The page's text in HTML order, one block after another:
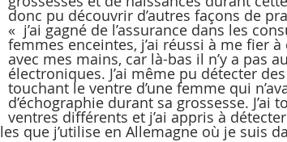
donc pu découvrir d’autres façons de
«  j’ai gagné de l’assurance dans les
femmes enceintes, j’ai réussi à me fier à
avec mes mains, car là-bas il n’y a pas
électroniques. J’ai même pu détecter
touchant le ventre d’une femme qui
d’échographie durant sa grossesse. J’ai
ventres différents et j’ai appris à
que j’utilise en Allemagne où je suis